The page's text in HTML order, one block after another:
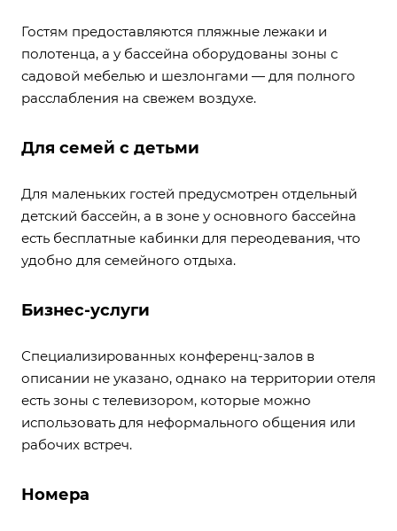
Гостям предоставляются пляжные лежаки и
полотенца, а у бассейна оборудованы зоны с
садовой мебелью и шезлонгами — для полного
расслабления на свежем воздухе.
Для семей с детьми
Для маленьких гостей предусмотрен отдельный
детский бассейн, а в зоне у основного бассейна
есть бесплатные кабинки для переодевания, что
удобно для семейного отдыха.
Бизнес-услуги
Специализированных конференц-залов в
описании не указано, однако на территории отеля
есть зоны с телевизором, которые можно
использовать для неформального общения или
рабочих встреч.
Номера